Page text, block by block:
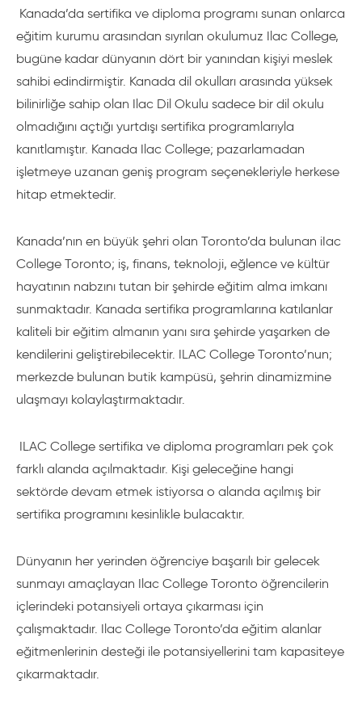
Kanada’da sertifika ve diploma programı sunan onlarca
eğitim kurumu arasından sıyrılan okulumuz Ilac College,
bugüne kadar dünyanın dört bir yanından kişiyi meslek
sahibi edindirmiştir. Kanada dil okulları arasında yüksek
bilinirliğe sahip olan Ilac Dil Okulu sadece bir dil okulu
olmadığını açtığı yurtdışı sertifika programlarıyla
kanıtlamıştır. Kanada Ilac College; pazarlamadan
işletmeye uzanan geniş program seçenekleriyle herkese
hitap etmektedir.
Kanada’nın en büyük şehri olan Toronto’da bulunan iIac
College Toronto; iş, finans, teknoloji, eğlence ve kültür
hayatının nabzını tutan bir şehirde eğitim alma imkanı
sunmaktadır. Kanada sertifika programlarına katılanlar
kaliteli bir eğitim almanın yanı sıra şehirde yaşarken de
kendilerini geliştirebilecektir. ILAC College Toronto’nun;
merkezde bulunan butik kampüsü, şehrin dinamizmine
ulaşmayı kolaylaştırmaktadır.
ILAC College sertifika ve diploma programları pek çok
farklı alanda açılmaktadır. Kişi geleceğine hangi
sektörde devam etmek istiyorsa o alanda açılmış bir
sertifika programını kesinlikle bulacaktır.
Dünyanın her yerinden öğrenciye başarılı bir gelecek
sunmayı amaçlayan Ilac College Toronto öğrencilerin
içlerindeki potansiyeli ortaya çıkarması için
çalışmaktadır. Ilac College Toronto’da eğitim alanlar
eğitmenlerinin desteği ile potansiyellerini tam kapasiteye
çıkarmaktadır.